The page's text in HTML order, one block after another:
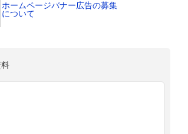
ホームページバナー広告の募集
について